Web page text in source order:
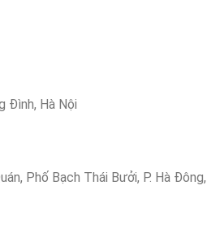
Đình, Hà Nội
Phố Bạch Thái Bưởi, P. Hà Đông,